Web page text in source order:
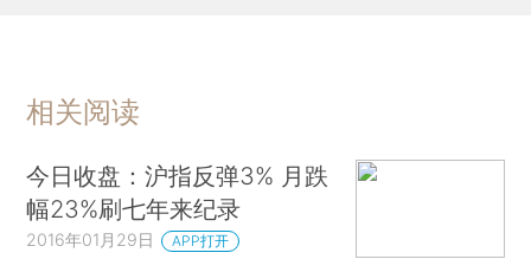
相关阅读
今日收盘：沪指反弹3% 月跌
幅23%刷七年来纪录
2016年01月29日 APP打开